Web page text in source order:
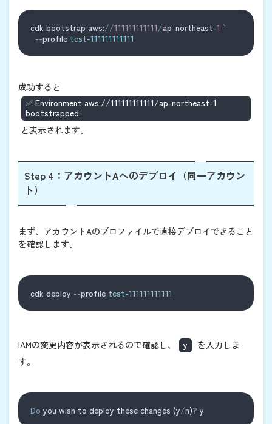
cdk bootstrap aws://111111111111/ap-northeast-1
--profile test-111111111111
成功すると
✅ Environment aws://111111111111/ap-northeast-1
bootstrapped.
と表示されます。
Step 4：アカウントAへのデプロイ（同一アカウン
ト）
まず、アカウントAのプロファイルで直接デプロイできること
を確認します。
cdk deploy --profile test-111111111111
IAMの変更内容が表示されるので確認し、 y
を入力しま
す。
Do you wish to deploy these changes (y/n)? y